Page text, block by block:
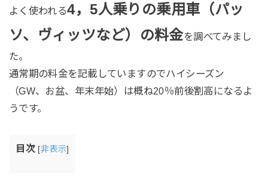
よく使われる4，5人乗りの乗用車（パッ
ソ、ヴィッツなど）の料金を調べてみまし
た。
通常期の料金を記載していますのでハイシーズン
（GW、お盆、年末年始）は概ね20％前後割高になるよ
うです。
目次 [非表示]